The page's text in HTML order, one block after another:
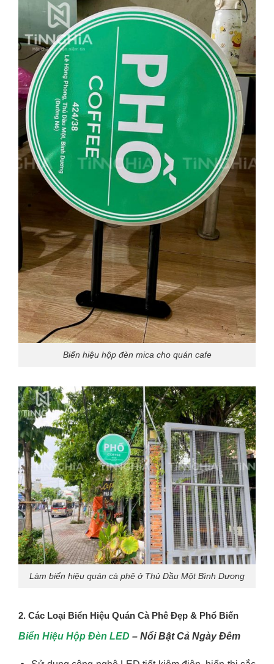
Biển hiệu hộp đèn mica cho quán cafe
Làm biển hiệu quán cà phê ở Thủ Dầu Một Bình Dương
2. Các Loại Biển Hiệu Quán Cà Phê Đẹp & Phổ Biến
Biển Hiệu Hộp Đèn LED – Nổi Bật Cả Ngày Đêm